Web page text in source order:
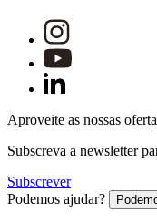
Aproveite as nossas
Subscreva a newsletter
Subscrever
Podemos ajudar?